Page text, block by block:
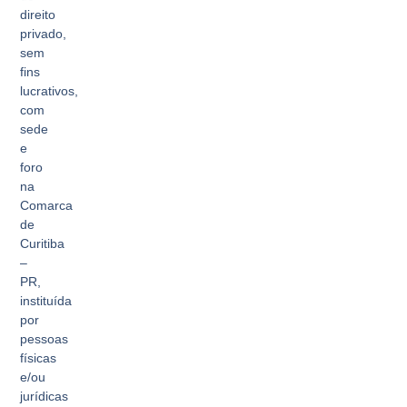
direito
privado,
sem
fins
lucrativos,
com
sede
e
foro
na
Comarca
de
Curitiba
–
PR,
instituída
por
pessoas
físicas
e/ou
jurídicas